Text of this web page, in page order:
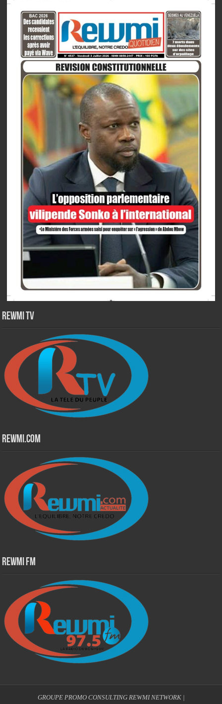
Rewmi TV
Rewmi.Com
Rewmi Fm
GROUPE PROMO CONSULTING REWMI NETWORK|